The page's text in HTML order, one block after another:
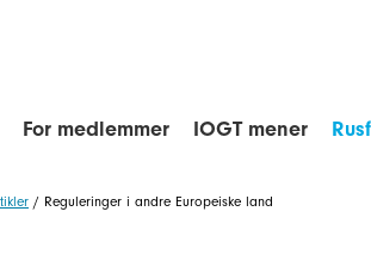
For medlemmer IOGT mener
/ Reguleringer i andre Europeiske land